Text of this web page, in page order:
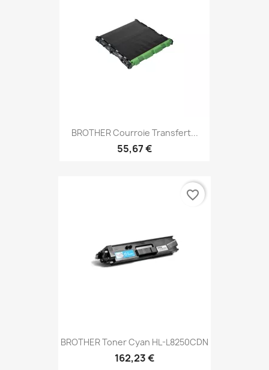
BROTHER Courroie Transfert...
55,67 €
BROTHER Toner Cyan HL-L8250CDN
162,23 €
favorite_border